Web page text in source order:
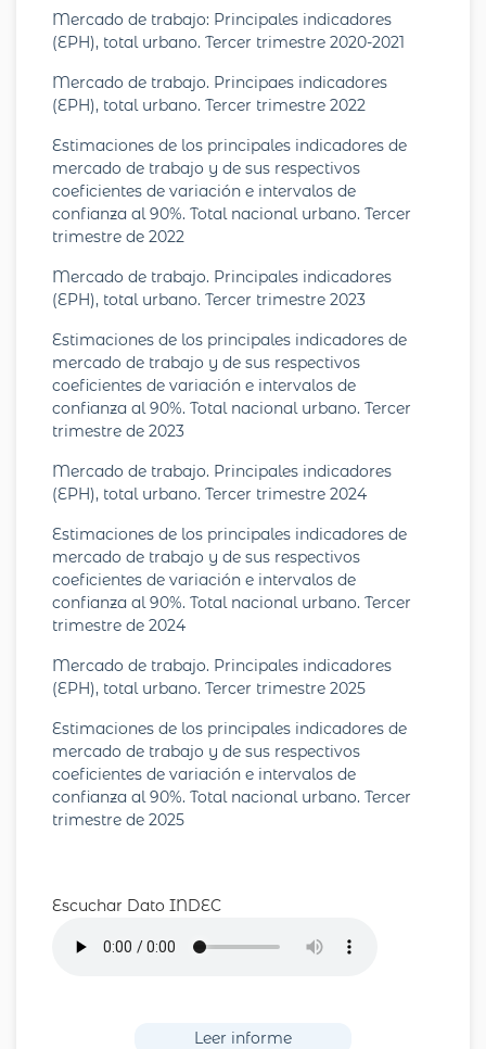
Mercado de trabajo: Principales indicadores
(EPH), total urbano. Tercer trimestre 2020-2021
Mercado de trabajo. Principaes indicadores
(EPH), total urbano. Tercer trimestre 2022
Estimaciones de los principales indicadores de
mercado de trabajo y de sus respectivos
coeficientes de variación e intervalos de
confianza al 90%. Total nacional urbano. Tercer
trimestre de 2022
Mercado de trabajo. Principales indicadores
(EPH), total urbano. Tercer trimestre 2023
Estimaciones de los principales indicadores de
mercado de trabajo y de sus respectivos
coeficientes de variación e intervalos de
confianza al 90%. Total nacional urbano. Tercer
trimestre de 2023
Mercado de trabajo. Principales indicadores
(EPH), total urbano. Tercer trimestre 2024
Estimaciones de los principales indicadores de
mercado de trabajo y de sus respectivos
coeficientes de variación e intervalos de
confianza al 90%. Total nacional urbano. Tercer
trimestre de 2024
Mercado de trabajo. Principales indicadores
(EPH), total urbano. Tercer trimestre 2025
Estimaciones de los principales indicadores de
mercado de trabajo y de sus respectivos
coeficientes de variación e intervalos de
confianza al 90%. Total nacional urbano. Tercer
trimestre de 2025
Escuchar Dato INDEC
Leer informe